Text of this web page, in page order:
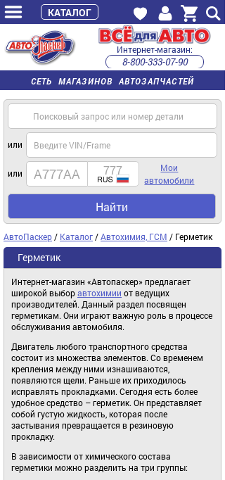
СЕТЬ МАГАЗИНОВ АВТОЗАПЧАСТЕЙ
Интернет-магазин:
8-800-333-07-90
часы работы с 9:00 до 22:00 (пн-пт)
или
или
Мои
автомобили
Найти
АвтоПаскер / Каталог /Автохимия, ГСМ / Герметик
Герметик
Интернет-магазин «Автопаскер» предлагает
широкой выборавтохимии от ведущих
производителей. Данный раздел посвящен
герметикам. Они играют важную роль в процессе
обслуживания автомобиля.
Двигатель любого транспортного средства
состоит из множества элементов. Со временем
крепления между ними изнашиваются,
появляются щели. Раньше их приходилось
исправлять прокладками. Сегодня есть более
удобное средство – герметик. Он представляет
собой густую жидкость, которая после
застывания превращается в резиновую
прокладку.
В зависимости от химического состава
герметики можно разделить на три группы:
КАТАЛОГ